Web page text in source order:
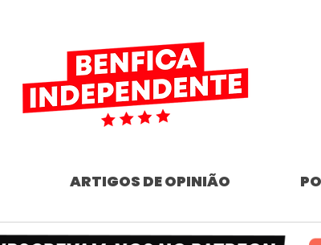
ARTIGOS DE OPINIÃO